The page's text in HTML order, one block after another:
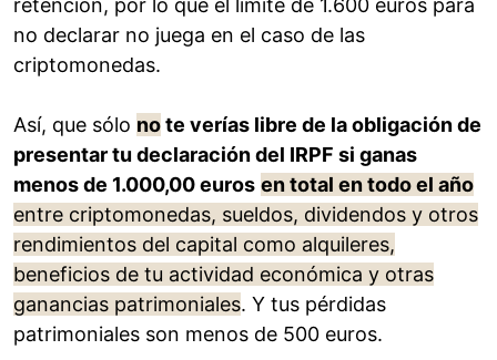
retención, por lo que el límite de 1.600 euros para
no declarar no juega en el caso de las
criptomonedas.
Así, que sólo note verías libre de la obligación de
presentar tu declaración del IRPF si ganas
menos de 1.000,00 euros en total en todo el año
entre criptomonedas, sueldos, dividendos y otros
rendimientos del capital como alquileres,
beneficios de tu actividad económica y otras
ganancias patrimoniales. Y tus pérdidas
patrimoniales son menos de 500 euros.